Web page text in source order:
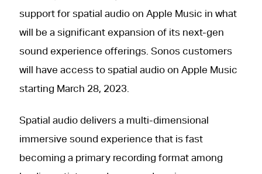
support for spatial audio on Apple Music in what
will be a significant expansion of its next-gen
sound experience offerings. Sonos customers
will have access to spatial audio on Apple Music
starting March 28, 2023.
Spatial audio delivers a multi-dimensional
immersive sound experience that is fast
becoming a primary recording format among